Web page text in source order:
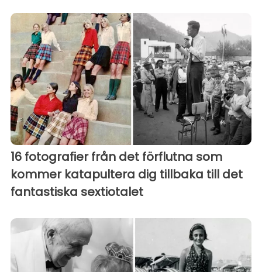
16 fotografier från det förflutna som
kommer katapultera dig tillbaka till det
fantastiska sextiotalet